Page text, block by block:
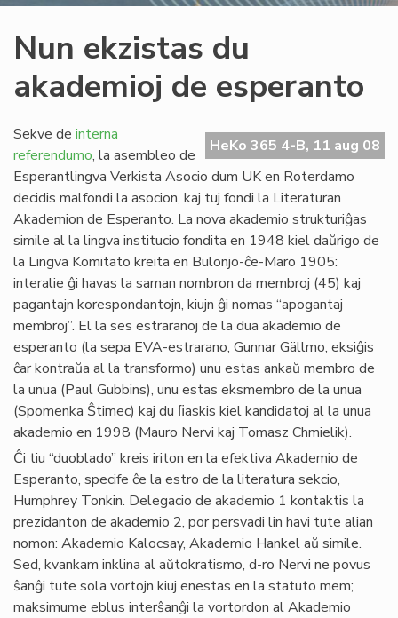
Nun ekzistas du
akademioj de esperanto
HeKo 365 4-B, 11 aug 08
Sekve de interna
referendumo, la asembleo de
Esperantlingva Verkista Asocio dum UK en Roterdamo
decidis malfondi la asocion, kaj tuj fondi la Literaturan
Akademion de Esperanto. La nova akademio strukturiĝas
simile al la lingva institucio fondita en 1948 kiel daŭrigo de
la Lingva Komitato kreita en Bulonjo-ĉe-Maro 1905:
interalie ĝi havas la saman nombron da membroj (45) kaj
pagantajn korespondantojn, kiujn ĝi nomas “apogantaj
membroj”. El la ses estraranoj de la dua akademio de
esperanto (la sepa EVA-estrarano, Gunnar Gällmo, eksiĝis
ĉar kontraŭa al la transformo) unu estas ankaŭ membro de
la unua (Paul Gubbins), unu estas eksmembro de la unua
(Spomenka Ŝtimec) kaj du ﬁaskis kiel kandidatoj al la unua
akademio en 1998 (Mauro Nervi kaj Tomasz Chmielik).
Ĉi tiu “duoblado” kreis iriton en la efektiva Akademio de
Esperanto, specife ĉe la estro de la literatura sekcio,
Humphrey Tonkin. Delegacio de akademio 1 kontaktis la
prezidanton de akademio 2, por persvadi lin havi tute alian
nomon: Akademio Kalocsay, Akademio Hankel aŭ simile.
Sed, kvankam inklina al aŭtokratismo, d-ro Nervi ne povus
ŝanĝi tute sola vortojn kiuj enestas en la statuto mem;
maksimume eblus interŝanĝi la vortordon al Akademio